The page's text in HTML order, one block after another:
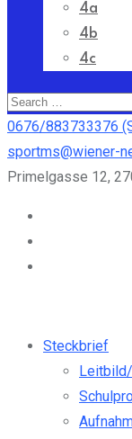
4a
4b
4c
0676/883733376
sportms@wiener-
Primelgasse 12,
Steckbrief